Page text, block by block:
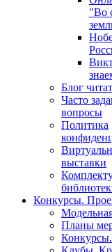
"Во
Блог
Часто
вопросы
Политика
выставки
Конкурсы.
Планы